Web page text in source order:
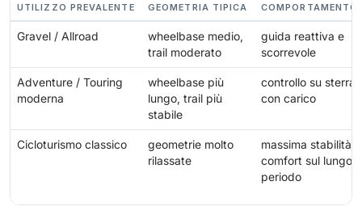
UTILIZZO PREVALENTE GEOMETRIA TIPICA COMPORTAMENTO
Gravel / Allroad
wheelbase medio,
trail moderato
guida reattiva e
scorrevole
Adventure / Touring
moderna
wheelbase più
lungo, trail più
stabile
controllo su
con carico
Cicloturismo classico
geometrie molto
rilassate
massima stabilità e
comfort sul lungo
periodo